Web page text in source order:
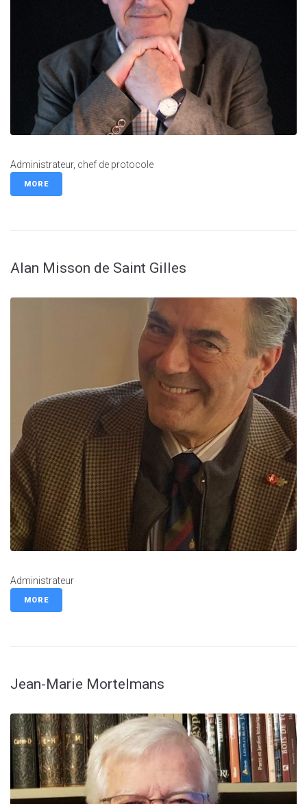
Administrateur, chef de protocole
MORE
Alan Misson de Saint Gilles
Administrateur
MORE
Jean-Marie Mortelmans